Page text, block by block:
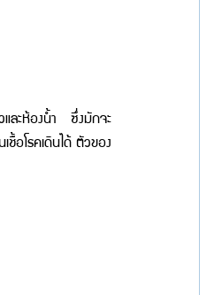
และห้องน้ำ ซึ่งมักจะ
อโรคเดินได้ ตัวของ